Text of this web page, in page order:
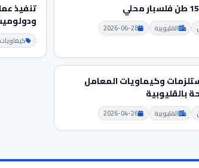
القليوبية 2026-06-28
تنفيذ
وكيماويات المعامل
بالقليوبية
القليوبية 2026-04-26